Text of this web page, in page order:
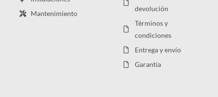
Mantenimiento
devolución
Términos y
condiciones
Entrega y envío
Garantía